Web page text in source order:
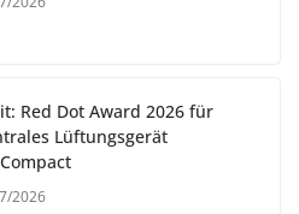
Red Dot Award 2026 für
Lüftungsgerät
2026